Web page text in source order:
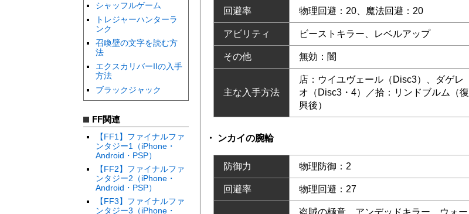
シャッフルゲーム
トレジャーハンターラ
ンク
召喚壁の文字を読む方
法
エクスカリバーIIの入手
方法
ブラックジャック
FF関連
【FF1】ファイナルファ
ンタジー1（iPhone・
Android・PSP）
【FF2】ファイナルファ
ンタジー2（iPhone・
Android・PSP）
【FF3】ファイナルファ
ンタジー3（iPhone・
回避率 物理回避：20、魔法回避：20
アビリティ ビーストキラー、レベルアップ
その他 無効：闇
主な入手方法
店：ウイユヴェール（Disc3）、ダゲレ
オ（Disc3・4）／拾：リンドブルム（復
興後）
ンカイの腕輪
防御力 物理防御：2
回避率 物理回避：27
盗賊の極意、アンデッドキラー、ウォー